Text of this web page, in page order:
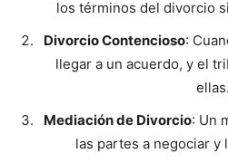
los términos del divorcio
Divorcio Contencioso:
llegar a un acuerdo, y el
ellas.
Mediación de Divorcio: Un
las partes a negociar y